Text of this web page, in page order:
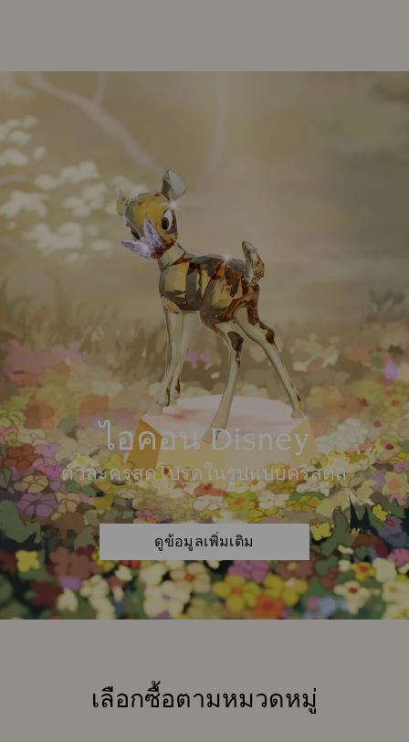
ไอคอน Disney
ตัวละครสุดโปรดในรูปแบบคริสตัล
ดูข้อมูลเพิ่มเติม
เลือกซื้อตามหมวดหมู่